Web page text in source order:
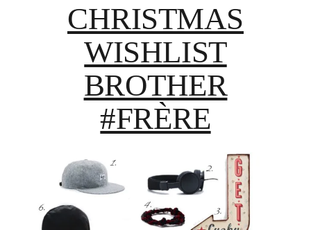
CHRISTMAS
WISHLIST
BROTHER
#FRÈRE